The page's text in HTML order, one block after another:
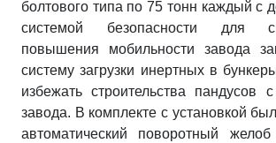
болтового типа по 75 тонн каждый с
системой безопасности для
повышения мобильности завода
систему загрузки инертных в
избежать строительства пандусов
завода. В комплекте с установкой
автоматический поворотный